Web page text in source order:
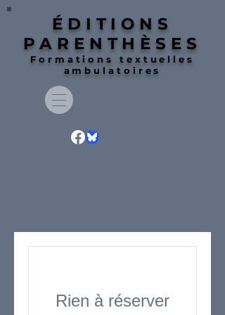
ÉDITIONS
PARENTHÈSES
Formations textuelles
ambulatoires
Rien à réserver